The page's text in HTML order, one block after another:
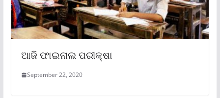
ଆଜି ଫାଇନାଲ ପରୀକ୍ଷା
September 22, 2020